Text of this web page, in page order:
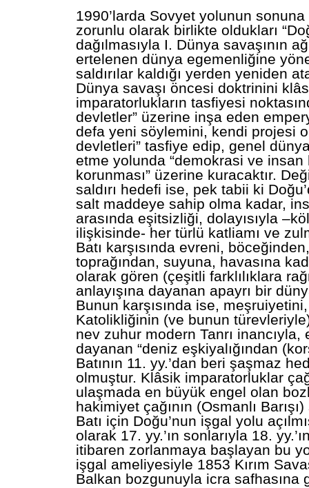
1990’larda Sovyet yolunun
zorunlu olarak birlikte oldukları
dağılmasıyla I. Dünya savaşının
ertelenen dünya egemenliğine
saldırılar kaldığı yerden yeniden
Dünya savaşı öncesi doktrinini
imparatorlukların tasfiyesi
devletler” üzerine inşa eden
defa yeni söylemini, kendi projesi
devletleri” tasfiye edip, genel
etme yolunda “demokrasi ve insan
korunması” üzerine kuracaktır.
saldırı hedefi ise, pek tabii ki
salt maddeye sahip olma kadar,
arasında eşitsizliği, dolayısıyla
ilişkisinde- her türlü katliamı ve
Batı karşısında evreni,
toprağından, suyuna, havasına
olarak gören (çeşitli farklılıklara
anlayışına dayanan apayrı bir
Bunun karşısında ise,
Katolikliğinin (ve bunun
nev zuhur modern Tanrı
dayanan “deniz eşkiyalığından
Batının 11. yy.’dan beri şaşmaz
olmuştur. Klâsik imparatorluklar
ulaşmada en büyük engel olan
hakimiyet çağının (Osmanlı
Batı için Doğu’nun işgal yolu
olarak 17. yy.’ın sonlarıyla 18.
itibaren zorlanmaya başlayan bu
işgal ameliyesiyle 1853 Kırım
Balkan bozgunuyla icra safhasına